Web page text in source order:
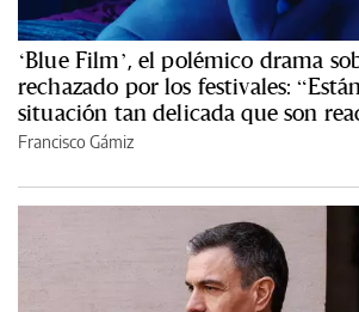
‘Blue Film’, el polémico drama
rechazado por los festivales:
situación tan delicada que son
Francisco Gámiz